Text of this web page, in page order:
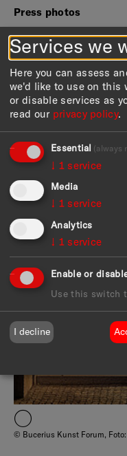
Press photos
© Bucerius Kunst Forum, Foto:
Services we
Here you can assess
we'd like to use on this
or disable services as
read our privacy policy.
Essential (always
↓ 1 service
Media
↓ 1 service
Analytics
↓ 1 service
Enable or
Use this switch
I decline